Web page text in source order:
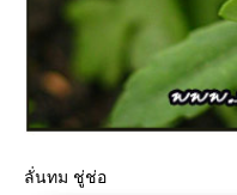
ลั่นทม ชู่ช่อ